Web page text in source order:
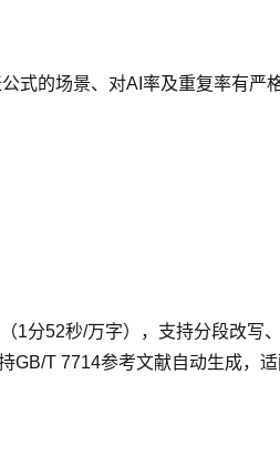
式的场景、对AI率及重复率有严
分52秒/万字），支持分段改写
T 7714参考文献自动生成，适